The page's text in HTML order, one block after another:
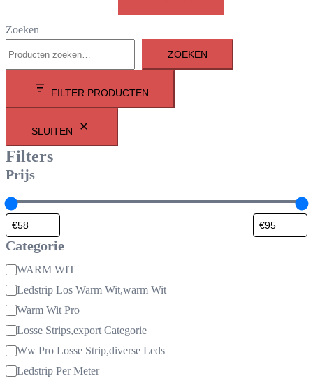
Zoeken
ZOEKEN
FILTER PRODUCTEN
SLUITEN
Filters
Prijs
Categorie
Categorie
WARM WIT
Ledstrip Los Warm Wit,warm Wit
Warm Wit Pro
Losse Strips,export Categorie
Ww Pro Losse Strip,diverse Leds
Ledstrip Per Meter